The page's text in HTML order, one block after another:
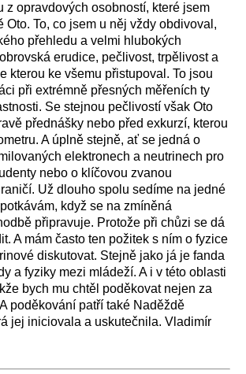
z opravdových osobností, které jsem
Oto. To, co jsem u něj vždy obdivoval,
přehledu a velmi hlubokých
erudice, pečlivost, trpělivost a
kterou ke všemu přistupoval. To jsou
při extrémně přesných měřeních ty
Se stejnou pečlivostí však Oto
přednášky nebo před exkurzí, kterou
A úplně stejně, ať se jedná o
elektronech a neutrinech pro
nebo o klíčovou zvanou
Už dlouho spolu sedíme na jedné
když se na zmíněná
připravuje. Protože při chůzi se dá
A mám často ten požitek s ním o fyzice
diskutovat. Stejně jako já je fanda
a fyziky mezi mládeží. A i v této oblasti
bych mu chtěl poděkovat nejen za
poděkování patří také Naděždě
jej iniciovala a uskutečnila. Vladimír